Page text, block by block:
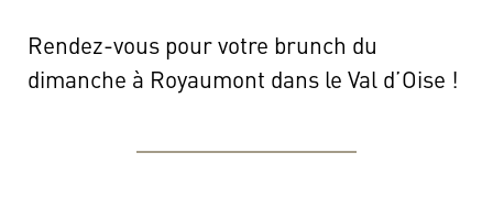
Rendez-vous pour votre brunch du
dimanche à Royaumont dans le Val d’Oise !